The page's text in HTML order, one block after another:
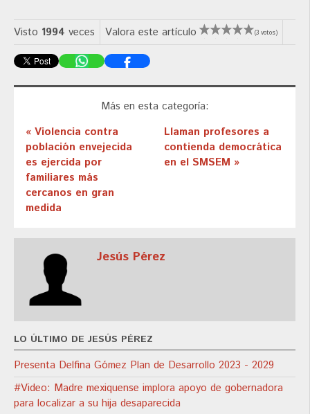
Visto 1994 veces Valora este artículo (3 votos)
Más en esta categoría:
« Violencia contra
población envejecida
es ejercida por
familiares más
cercanos en gran
medida
Llaman profesores a
contienda democrática
en el SMSEM »
Jesús Pérez
LO ÚLTIMO DE JESÚS PÉREZ
Presenta Delfina Gómez Plan de Desarrollo 2023 - 2029
#Video: Madre mexiquense implora apoyo de gobernadora
para localizar a su hija desaparecida